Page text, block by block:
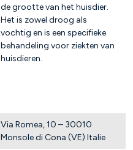
de grootte van het huisdier.
Het is zowel droog als
vochtig en is een specifieke
behandeling voor ziekten van
huisdieren.
Via Romea, 10 – 30010
Monsole di Cona (VE) Italie